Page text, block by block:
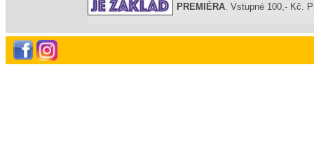
PREMIÉRA . Vstupné 100,- Kč.